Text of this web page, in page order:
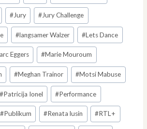
#Jury #Jury Challenge
#langsamer Walzer #Lets Dance
Eggers #Marie Mouroum
#Meghan Trainor #Motsi Mabuse
#Patricija Ionel #Performance
#Publikum #Renata lusin #RTL+